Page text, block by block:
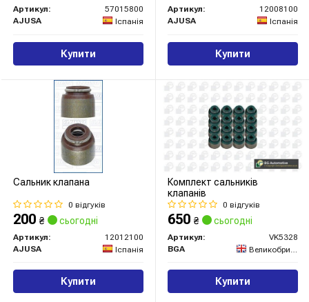
Артикул:
57015800
AJUSA
Іспанія
Купити
Артикул:
12008100
AJUSA
Іспанія
Купити
Сальник клапана
0 відгуків
200 ₴ сьогодні
Артикул:
12012100
AJUSA
Іспанія
Купити
Комплект сальників
клапанів
0 відгуків
650 ₴ сьогодні
Артикул:
VK5328
BGA
Великобританія
Купити